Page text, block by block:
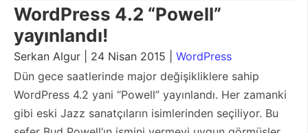
WordPress 4.2 “Powell”
yayınlandı!
Serkan Algur | 24 Nisan 2015 | WordPress
Dün gece saatlerinde major değişikliklere sahip
WordPress 4.2 yani “Powell” yayınlandı. Her zamanki
gibi eski Jazz sanatçıların isimlerinden seçiliyor. Bu